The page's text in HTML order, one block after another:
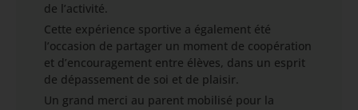
de l’activité.
Cette expérience sportive a également été
l’occasion de partager un moment de coopération
et d’encouragement entre élèves, dans un esprit
de dépassement de soi et de plaisir.
Un grand merci au parent mobilisé pour la